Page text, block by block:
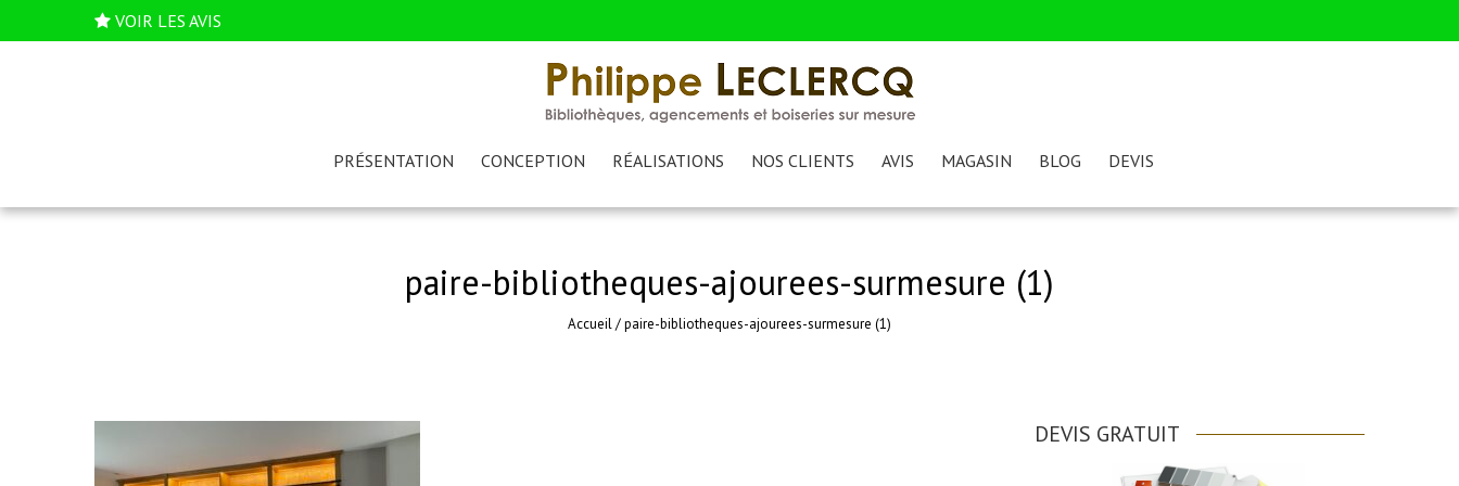
VOIR LES AVIS
PRÉSENTATION CONCEPTION RÉALISATIONS NOS CLIENTS AVIS MAGASIN BLOG DEVIS
paire-bibliotheques-ajourees-surmesure (1)
Accueil/paire-bibliotheques-ajourees-surmesure (1)
DEVIS GRATUIT